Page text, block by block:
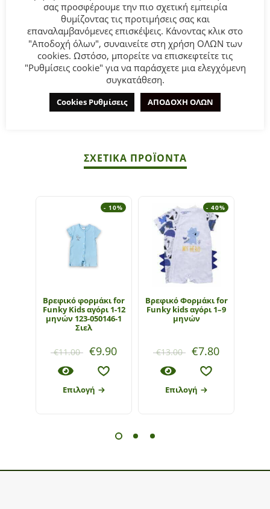
Βρεφικό φορμάκι βελουτέ for Funky Kids για αγόρι από 0
έως 9 μηνών σε εκρού χρώμα με allover τύπωμα.
Σύνθεση:80% COTTON-20% POLYESTER
ΣΥΜΒΟΥΛΕΣ
Πλένεται στο πλυντήριο στους 30°C.
ΣΧΕΤΙΚΆ ΠΡΟΪΌΝΤΑ
- 10%
Βρεφικό φορμάκι for
Funky Kids αγόρι 1-12
μηνών 123-050146-1
Σιελ
€11.00 €9.90
Επιλογή
- 40%
Βρεφικό Φορμάκι for
Funky kids αγόρι 1–9
μηνών
€13.00 €7.80
Επιλογή
σας προσφέρουμε την πιο σχετική εμπειρία
θυμίζοντας τις προτιμήσεις σας και
επαναλαμβανόμενες επισκέψεις. Κάνοντας κλικ στο
"Αποδοχή όλων", συναινείτε στη χρήση ΟΛΩΝ των
cookies. Ωστόσο, μπορείτε να επισκεφτείτε τις
"Ρυθμίσεις cookie" για να παράσχετε μια ελεγχόμενη
συγκατάθεση.
Cookies Ρυθμίσεις ΑΠΟΔΟΧΗ ΟΛΩΝ